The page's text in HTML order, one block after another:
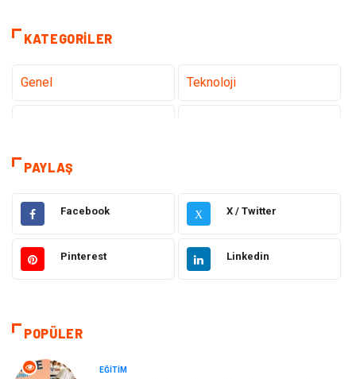
KATEGORILER
Genel Teknoloji
Dekorasyon
Bakım Güzellik Elektrik Elektronik
Hukuk Tatil
Bilgisayar & Yazılım
Yemek
PAYLAŞ
Facebook X X / Twitter
Pinterest Linkedin
POPÜLER
EĞITIM